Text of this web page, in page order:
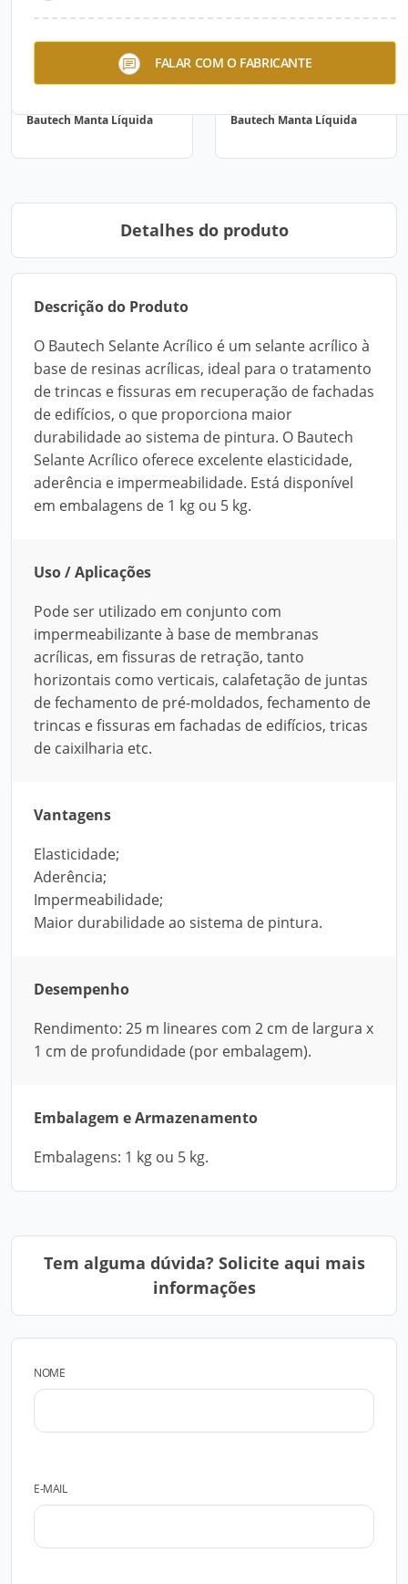
FALAR COM O FABRICANTE
Bautech Manta Líquida Bautech Manta Líquida
Detalhes do produto
Descrição do Produto
O Bautech Selante Acrílico é um selante acrílico à
base de resinas acrílicas, ideal para o tratamento
de trincas e fissuras em recuperação de fachadas
de edifícios, o que proporciona maior
durabilidade ao sistema de pintura. O Bautech
Selante Acrílico oferece excelente elasticidade,
aderência e impermeabilidade. Está disponível
em embalagens de 1 kg ou 5 kg.
Uso / Aplicações
Pode ser utilizado em conjunto com
impermeabilizante à base de membranas
acrílicas, em fissuras de retração, tanto
horizontais como verticais, calafetação de juntas
de fechamento de pré-moldados, fechamento de
trincas e fissuras em fachadas de edifícios, tricas
de caixilharia etc.
Vantagens
Elasticidade;
Aderência;
Impermeabilidade;
Maior durabilidade ao sistema de pintura.
Desempenho
Rendimento: 25 m lineares com 2 cm de largura x
1 cm de profundidade (por embalagem).
Embalagem e Armazenamento
Embalagens: 1 kg ou 5 kg.
Tem alguma dúvida? Solicite aqui mais
informações
NOME
E-MAIL